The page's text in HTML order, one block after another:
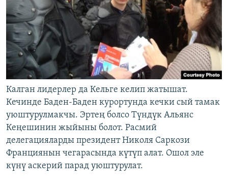
Калган лидерлер да Кельге келип жатышат.
Кечинде Баден-Баден курортунда кечки сый тамак
уюштурулмакчы. Эртең болсо Түндүк Альянс
Кеңешинин жыйыны болот. Расмий
делегацияларды президент Николя Саркози
Франциянын чегарасында күтүп алат. Ошол эле
күнү аскерий парад уюштурулат.